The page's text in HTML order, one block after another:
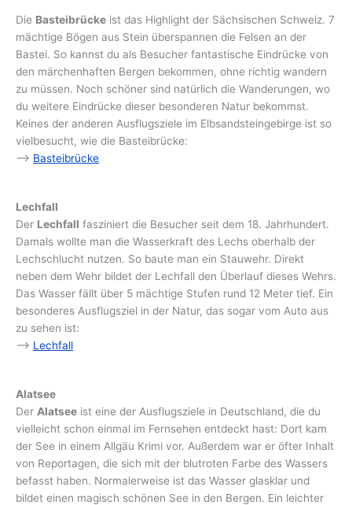
Die Basteibrücke ist das Highlight der Sächsischen Schweiz. 7
mächtige Bögen aus Stein überspannen die Felsen an der
Bastei. So kannst du als Besucher fantastische Eindrücke von
den märchenhaften Bergen bekommen, ohne richtig wandern
zu müssen. Noch schöner sind natürlich die Wanderungen, wo
du weitere Eindrücke dieser besonderen Natur bekommst.
Keines der anderen Ausflugsziele im Elbsandsteingebirge ist so
vielbesucht, wie die Basteibrücke:
–> Basteibrücke
Lechfall
Der Lechfall fasziniert die Besucher seit dem 18. Jahrhundert.
Damals wollte man die Wasserkraft des Lechs oberhalb der
Lechschlucht nutzen. So baute man ein Stauwehr. Direkt
neben dem Wehr bildet der Lechfall den Überlauf dieses Wehrs.
Das Wasser fällt über 5 mächtige Stufen rund 12 Meter tief. Ein
besonderes Ausflugsziel in der Natur, das sogar vom Auto aus
zu sehen ist:
–> Lechfall
Alatsee
Der Alatsee ist eine der Ausflugsziele in Deutschland, die du
vielleicht schon einmal im Fernsehen entdeckt hast: Dort kam
der See in einem Allgäu Krimi vor. Außerdem war er öfter Inhalt
von Reportagen, die sich mit der blutroten Farbe des Wassers
befasst haben. Normalerweise ist das Wasser glasklar und
bildet einen magisch schönen See in den Bergen. Ein leichter